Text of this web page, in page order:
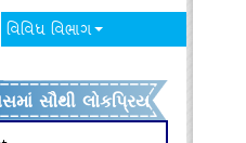
વિવિધ વિભાગ
સૌથી લોકપ્રિય